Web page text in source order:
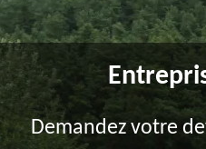
Demandez votre